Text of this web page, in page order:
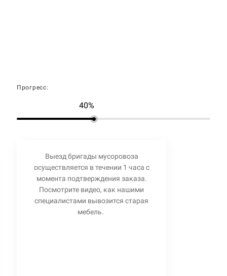
Прогресс:
40%
Выезд бригады мусоровоза
осуществляется в течении 1 часа с
момента подтверждения заказа.
Посмотрите видео, как нашими
специалистами вывозится старая
мебель.